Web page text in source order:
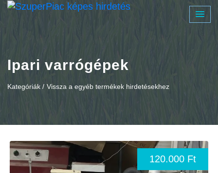
Ipari varrógépek
Kategóriák / Vissza a egyéb termékek hirdetésekhez
120.000 Ft